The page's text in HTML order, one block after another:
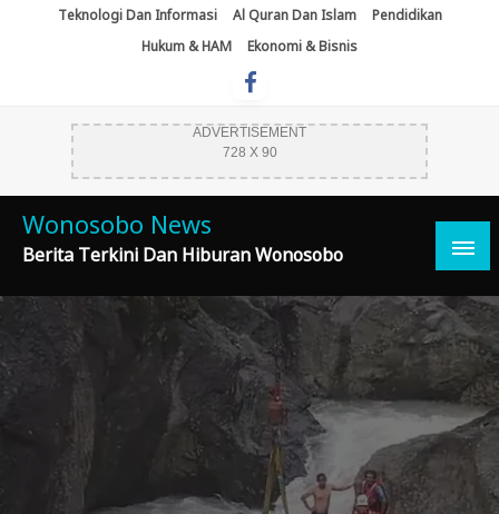
Teknologi Dan Informasi Al Quran Dan Islam
Pendidikan
Hukum & HAM
Ekonomi & Bisnis
ADVERTISEMENT
728 X 90
Wonosobo News
Berita Terkini Dan Hiburan Wonosobo